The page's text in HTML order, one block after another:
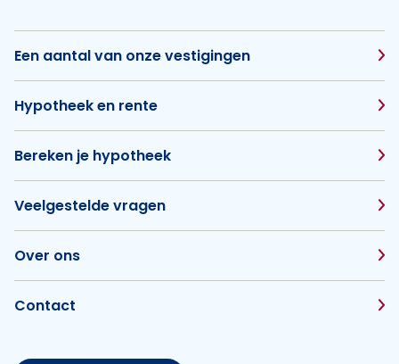
Een aantal van onze vestigingen
Hypotheek en rente
Bereken je hypotheek
Veelgestelde vragen
Over ons
Contact